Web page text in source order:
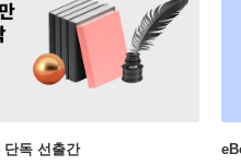
단독 선출간